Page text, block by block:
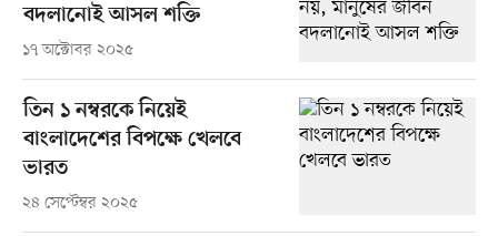
বদলানোই আসল শক্তি
১৭ অক্টোবর ২০২৫
তিন ১ নম্বরকে নিয়েই
বাংলাদেশের বিপক্ষে খেলবে
ভারত
২৪ সেপ্টেম্বর ২০২৫